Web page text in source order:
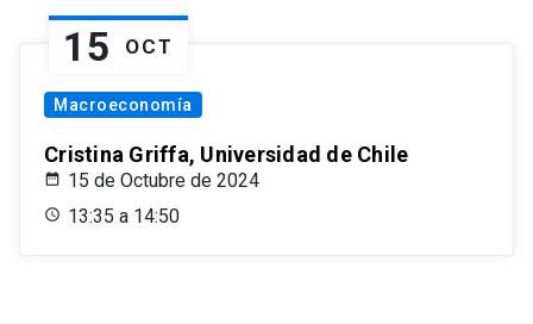
15 OCT
Macroeconomía
Cristina Griffa, Universidad de Chile
15 de Octubre de 2024
13:35 a 14:50